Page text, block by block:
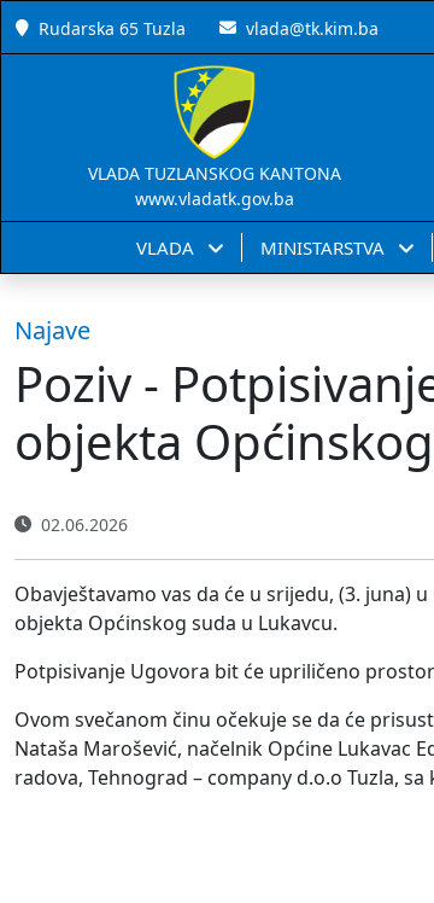
Rudarska 65 Tuzla vlada@tk.kim.ba
VLADA TUZLANSKOG KANTONA
www.vladatk.gov.ba
VLADA MINISTARSTVA
Najave
Poziv -
objekta
02.06.2026
Obavještavamo vas da će u srijedu, (3.
objekta Općinskog suda u Lukavcu.
Potpisivanje Ugovora bit će upriličeno
Ovom svečanom činu očekuje se da će
Nataša Marošević, načelnik Općine Lukavac
radova, Tehnograd – company d.o.o Tuzla,